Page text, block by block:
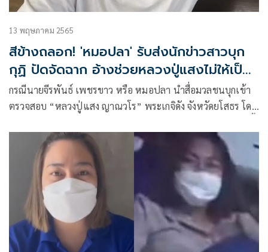
13 พฤษภาคม 2565
สีข้างถลอก! 'หมอปลา' รับส่งนักข่าวสาวบุก
กุฏิ ปัดจัดฉาก อ้างช่วยหลวงปู่แสงไม่ให้เป็น
เหยื่อ
กรณีนายจีรพันธ์ เพชรขาว หรือ หมอปลา นำสื่อมวลชนบุกเข้า
ตรวจสอบ “หลวงปู่แสง ญาณวโร” พระเกจิดัง จังหวัดยโสธร โดย
กระแสเริ่มตีกลับ